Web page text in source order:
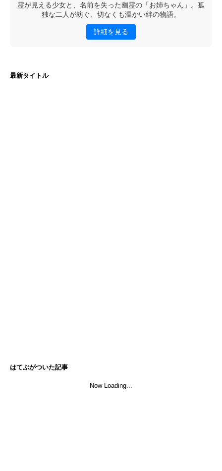
霊が見える少女と、名前を失った幽霊の「お姉ちゃん」。孤
独な二人が紡ぐ、切なくも温かい絆の物語。
詳細を見る
最新タイトル
はてぶがついた記事
Now Loading...